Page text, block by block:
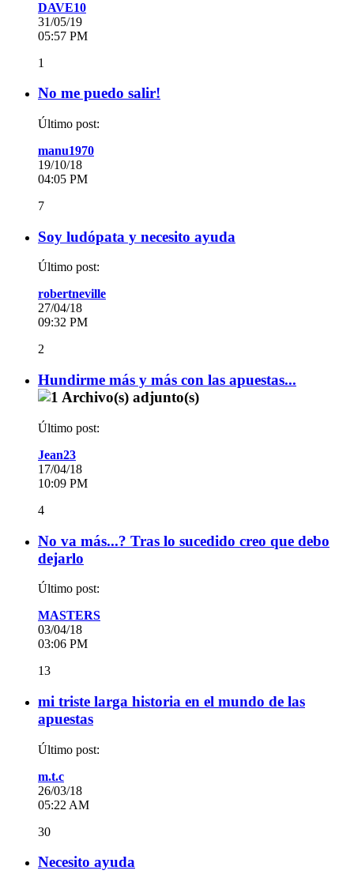
DAVE10
31/05/19
05:57 PM
1
No me puedo salir!
Último post:
manu1970
19/10/18
04:05 PM
7
Soy ludópata y necesito ayuda
Último post:
robertneville
27/04/18
09:32 PM
2
Hundirme más y más con las apuestas...
Último post:
Jean23
17/04/18
10:09 PM
4
No va más...? Tras lo sucedido creo que debo
dejarlo
Último post:
MASTERS
03/04/18
03:06 PM
13
mi triste larga historia en el mundo de las
apuestas
Último post:
m.t.c
26/03/18
05:22 AM
30
Necesito ayuda